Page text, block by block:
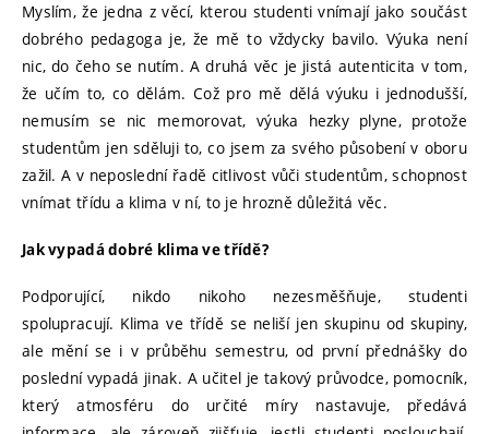
Myslím, že jedna z věcí, kterou studenti vnímají jako součást
dobrého pedagoga je, že mě to vždycky bavilo. Výuka není
nic, do čeho se nutím. A druhá věc je jistá autenticita v tom,
že učím to, co dělám. Což pro mě dělá výuku i jednodušší,
nemusím se nic memorovat, výuka hezky plyne, protože
studentům jen sděluji to, co jsem za svého působení v oboru
zažil. A v neposlední řadě citlivost vůči studentům, schopnost
vnímat třídu a klima v ní, to je hrozně důležitá věc.
Jak vypadá dobré klima ve třídě?
Podporující, nikdo nikoho nezesměšňuje, studenti
spolupracují. Klima ve třídě se neliší jen skupinu od skupiny,
ale mění se i v průběhu semestru, od první přednášky do
poslední vypadá jinak. A učitel je takový průvodce, pomocník,
který atmosféru do určité míry nastavuje, předává